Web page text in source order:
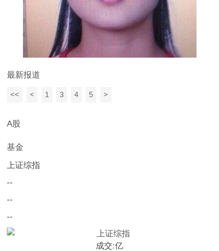
最新报道
<< < 1 3 4 5 >
A股
基金
上证综指
--
--
--
成交:亿